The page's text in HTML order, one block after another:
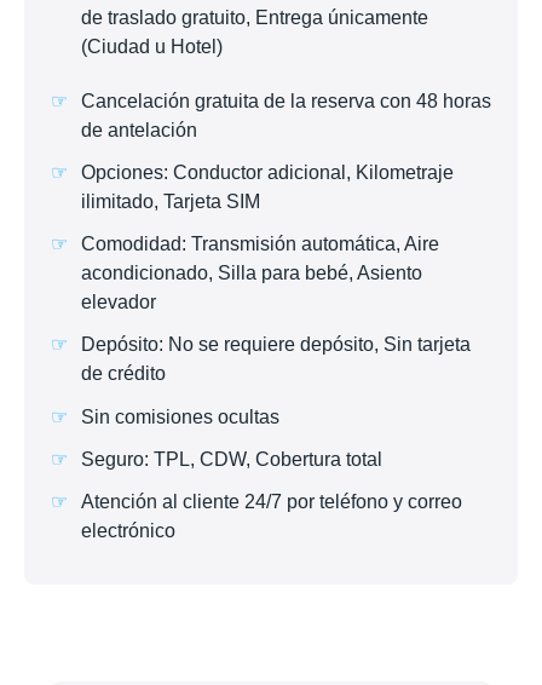
de traslado gratuito, Entrega únicamente
(Ciudad u Hotel)
Cancelación gratuita de la reserva con 48 horas
de antelación
Opciones: Conductor adicional, Kilometraje
ilimitado, Tarjeta SIM
Comodidad: Transmisión automática, Aire
acondicionado, Silla para bebé, Asiento
elevador
Depósito: No se requiere depósito, Sin tarjeta
de crédito
Sin comisiones ocultas
Seguro: TPL, CDW, Cobertura total
Atención al cliente 24/7 por teléfono y correo
electrónico